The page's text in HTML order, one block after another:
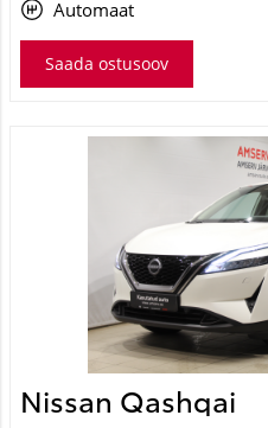
Automaat
Saada ostusoov
Nissan Qashqai